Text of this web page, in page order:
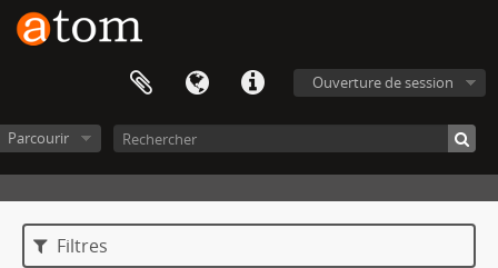
Ouverture de session
Parcourir
Filtres